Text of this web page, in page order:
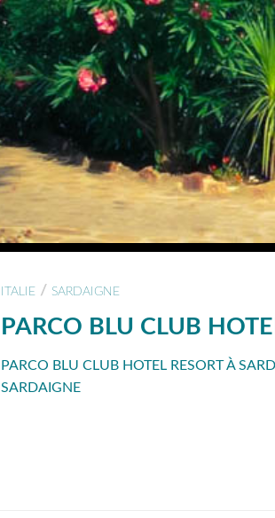
ITALIE / SARDAIGNE
PARCO BLU CLUB
PARCO BLU CLUB HOTEL RESORT À
SARDAIGNE